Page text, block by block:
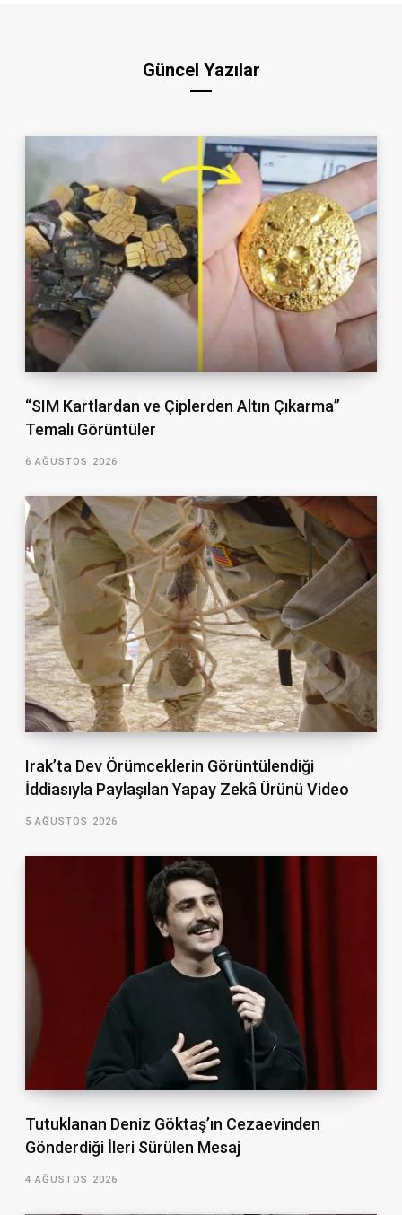
Güncel Yazılar
“SIM Kartlardan ve Çiplerden Altın Çıkarma”
Temalı Görüntüler
6 AĞUSTOS 2026
Irak’ta Dev Örümceklerin Görüntülendiği
İddiasıyla Paylaşılan Yapay Zekâ Ürünü Video
5 AĞUSTOS 2026
Tutuklanan Deniz Göktaş’ın Cezaevinden
Gönderdiği İleri Sürülen Mesaj
4 AĞUSTOS 2026